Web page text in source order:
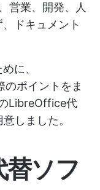
営業、開発、人
ドキュメント
に、
ポイントをま
LibreOffice代
しました。
ソフ